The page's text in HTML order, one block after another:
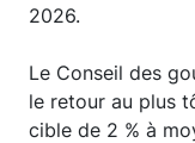
2026.
Le Conseil des
le retour au plus
cible de 2 % à